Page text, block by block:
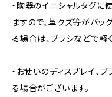
・陶器のイニシャルタグに
ますので、革クズ等がバッ
る場合は、ブラシなどで軽
・お使いのディスプレイ、
る場合がございます。